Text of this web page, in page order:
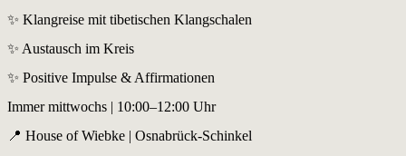
✨ Klangreise mit tibetischen Klangschalen
✨ Austausch im Kreis
✨ Positive Impulse & Affirmationen
Immer mittwochs | 10:00–12:00 Uhr
📍 House of Wiebke | Osnabrück-Schinkel